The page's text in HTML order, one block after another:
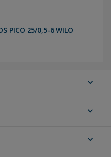
PICO 25/0,5-6 WILO
expand_more
expand_more
expand_more